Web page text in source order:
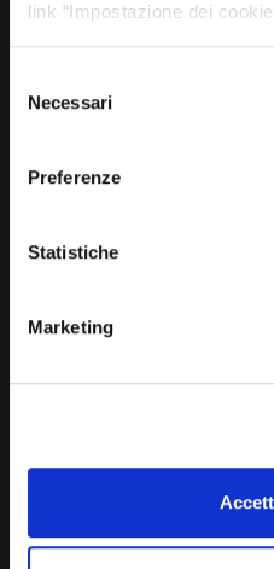
link “Impostazione dei
delNecessari
Preferenze
Statistiche
Marketing
Siège du Luxembourg
Suivez-nous :